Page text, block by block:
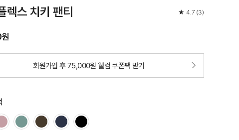
렉스 치키 팬티 ★ 4.7 (3)
회원가입 후 75,000원 웰컴 쿠폰팩 받기